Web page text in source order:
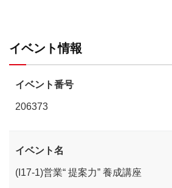
イベント情報
イベント番号
206373
イベント名
(I17-1)営業“ 提案力” 養成講座